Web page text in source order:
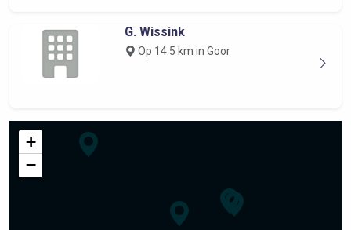
G. Wissink
Op 14.5 km in Goor
+
−